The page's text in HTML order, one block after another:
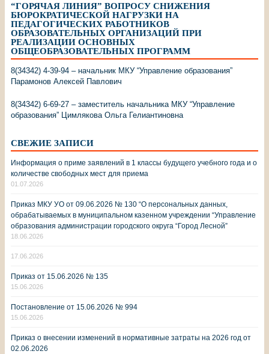
“ГОРЯЧАЯ ЛИНИЯ” ВОПРОСУ СНИЖЕНИЯ
БЮРОКРАТИЧЕСКОЙ НАГРУЗКИ НА
ПЕДАГОГИЧЕСКИХ РАБОТНИКОВ
ОБРАЗОВАТЕЛЬНЫХ ОРГАНИЗАЦИЙ ПРИ
РЕАЛИЗАЦИИ ОСНОВНЫХ
ОБЩЕОБРАЗОВАТЕЛЬНЫХ ПРОГРАММ
8(34342) 4-39-94 – начальник МКУ “Управление образования”
Парамонов Алексей Павлович
8(34342) 6-69-27 – заместитель начальника МКУ “Управление
образования” Цимлякова Ольга Гелиантиновна
СВЕЖИЕ ЗАПИСИ
Информация о приме заявлений в 1 классы будущего учебного года и о
количестве свободных мест для приема
01.07.2026
Приказ МКУ УО от 09.06.2026 № 130 “О персональных данных,
обрабатываемых в муниципальном казенном учреждении “Управление
образования администрации городского округа “Город Лесной”
18.06.2026
17.06.2026
Приказ от 15.06.2026 № 135
15.06.2026
Постановление от 15.06.2026 № 994
15.06.2026
Приказ о внесении изменений в нормативные затраты на 2026 год от
02.06.2026